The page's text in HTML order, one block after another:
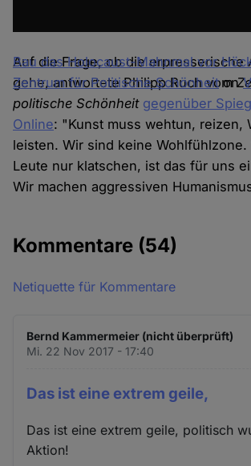
Bau das Holocaust-Mahnmal vor
Zentrum für Politische Schönheiton
Auf die Frage, ob die erpresserische
gehe, antwortete Philipp Ruch vom
politische Schönheit gegenüber
Online: "Kunst muss wehtun, reizen,
leisten. Wir sind keine Wohlfühlzone.
Leute nur klatschen, ist das für uns
Wir machen aggressiven
Kommentare (54)
Netiquette für Kommentare
Bernd Kammermeier (nicht überprüft)
Mi. 22 Nov 2017 - 17:40
Das ist eine extrem geile,
Das ist eine extrem geile, politisch
Aktion!